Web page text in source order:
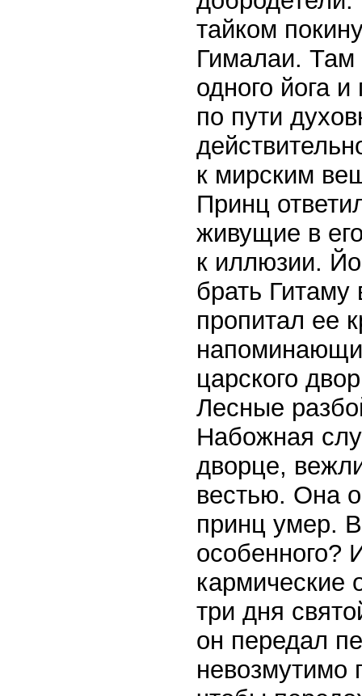
тайком
Гималаи. Там
одного йога
по пути
к мирским
Принц
живущие в
к иллюзии.
брать
пропитал ее
царского
Лесные
Набожная
дворце,
вестью. Она
принц умер.
особенного?
кармические
три дня
он передал
невозмутимо